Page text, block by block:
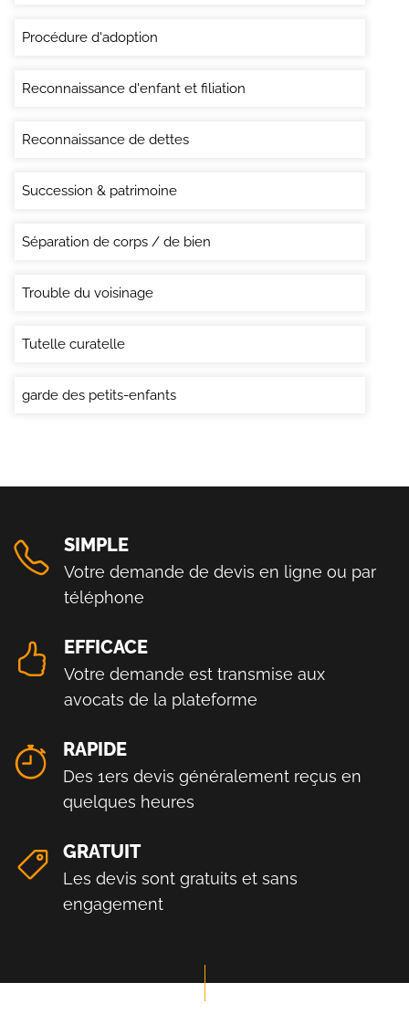
Procédure d'adoption
Reconnaissance d'enfant et filiation
Reconnaissance de dettes
Succession & patrimoine
Séparation de corps / de bien
Trouble du voisinage
Tutelle curatelle
garde des petits-enfants
SIMPLE
Votre demande de devis en ligne ou par
téléphone
EFFICACE
Votre demande est transmise aux
avocats de la plateforme
RAPIDE
Des 1ers devis généralement reçus en
quelques heures
GRATUIT
Les devis sont gratuits et sans
engagement